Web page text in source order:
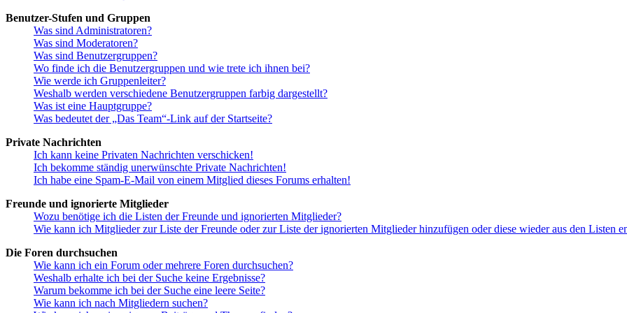
Benutzer-Stufen und Gruppen
Was sind Administratoren?
Was sind Moderatoren?
Was sind Benutzergruppen?
Wo finde ich die Benutzergruppen und wie trete ich ihnen bei?
Wie werde ich Gruppenleiter?
Weshalb werden verschiedene Benutzergruppen farbig dargestellt?
Was ist eine Hauptgruppe?
Was bedeutet der „Das Team“-Link auf der Startseite?
Private Nachrichten
Ich kann keine Privaten Nachrichten verschicken!
Ich bekomme ständig unerwünschte Private Nachrichten!
Ich habe eine Spam-E-Mail von einem Mitglied dieses Forums erhalten!
Freunde und ignorierte Mitglieder
Wozu benötige ich die Listen der Freunde und ignorierten Mitglieder?
Wie kann ich Mitglieder zur Liste der Freunde oder zur Liste der ignorierten Mitglieder hinzufügen oder diese wieder aus den Listen
Die Foren durchsuchen
Wie kann ich ein Forum oder mehrere Foren durchsuchen?
Weshalb erhalte ich bei der Suche keine Ergebnisse?
Warum bekomme ich bei der Suche eine leere Seite?
Wie kann ich nach Mitgliedern suchen?